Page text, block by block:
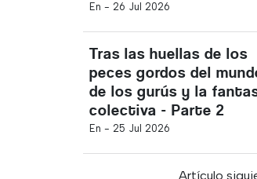
En - 26 Jul 2026
Tras las huellas de los
peces gordos del
de los gurús y la
colectiva - Parte 2
En - 25 Jul 2026
Artículo